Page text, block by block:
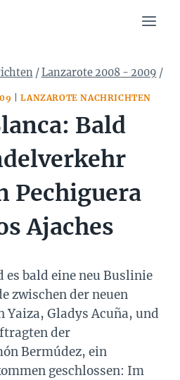
/Lanzarote 2008 - 2009 /
|LANZAROTE NACHRICHTEN
Bald
Pechiguera
Ajaches
es bald eine neu Buslinie
zwischen der neuen
Gladys Acuña, und
der
Bermúdez, ein
geschlossen: Im